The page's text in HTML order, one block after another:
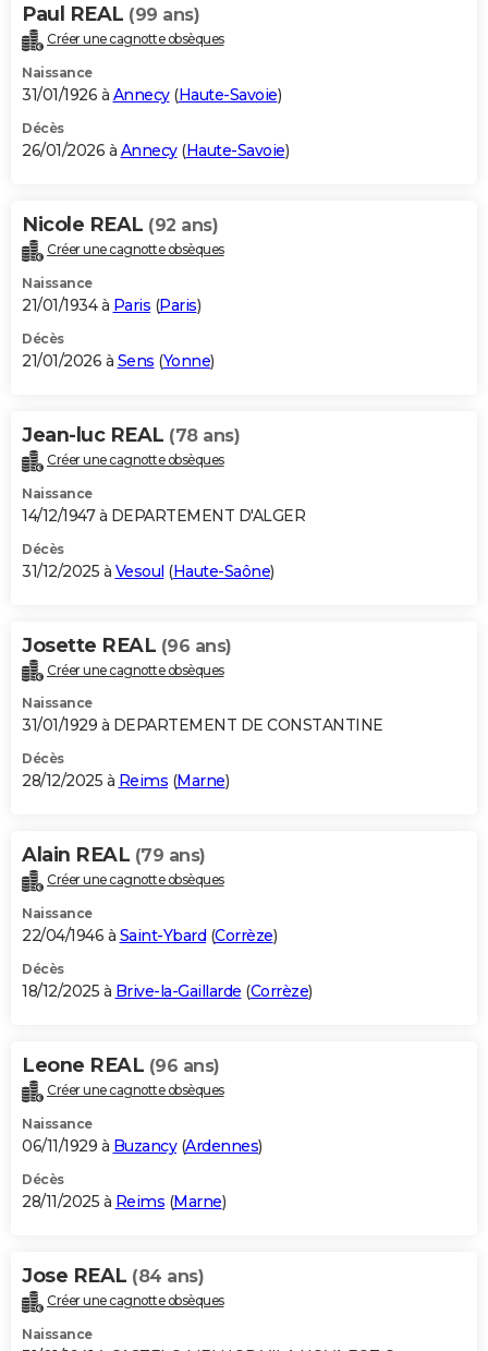
Paul REAL (99 ans)
Créer une cagnotte obsèques
Naissance
31/01/1926 à Annecy(Haute-Savoie)
Décès
26/01/2026 à Annecy(Haute-Savoie)
Nicole REAL (92 ans)
Créer une cagnotte obsèques
Naissance
21/01/1934 à Paris (Paris)
Décès
21/01/2026 à Sens (Yonne)
Jean-luc REAL (78 ans)
Créer une cagnotte obsèques
Naissance
14/12/1947 à DEPARTEMENT D'ALGER
Décès
31/12/2025 à Vesoul (Haute-Saône)
Josette REAL (96 ans)
Créer une cagnotte obsèques
Naissance
31/01/1929 à DEPARTEMENT DE CONSTANTINE
Décès
28/12/2025 à Reims (Marne)
Alain REAL (79 ans)
Créer une cagnotte obsèques
Naissance
22/04/1946 à Saint-Ybard (Corrèze)
Décès
18/12/2025 à Brive-la-Gaillarde (Corrèze)
Leone REAL (96 ans)
Créer une cagnotte obsèques
Naissance
06/11/1929 à Buzancy(Ardennes)
Décès
28/11/2025 à Reims (Marne)
Jose REAL (84 ans)
Créer une cagnotte obsèques
Naissance